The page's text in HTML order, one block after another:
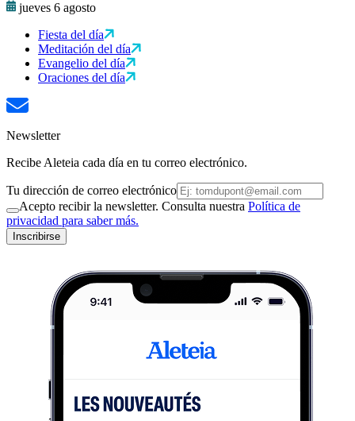
jueves 6 agosto
Fiesta del día
Meditación del día
Evangelio del día
Oraciones del día
Newsletter
Recibe Aleteia cada día en tu correo electrónico.
Tu dirección de correo electrónico
Acepto recibir la newsletter. Consulta nuestra Política de
privacidad para saber más.
Inscribirse